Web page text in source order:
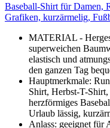
Baseball-Shirt für Damen,
Grafiken, kurzärmelig,
️MATERIAL -
superweichen
elastisch und
den ganzen Tag
Hauptmerkmale:
Shirt, Herbst-T-
herzförmiges
Urlaub lässig,
Anlass: geeignet für